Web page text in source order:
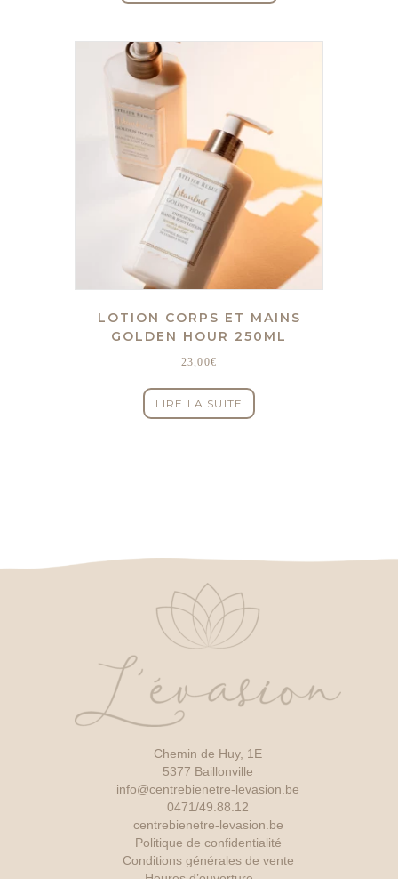
LOTION CORPS ET MAINS
GOLDEN HOUR 250ML
23,00€
LIRE LA SUITE
Chemin de Huy, 1E
5377 Baillonville
info@centrebienetre-levasion.be
0471/49.88.12
centrebienetre-levasion.be
Politique de confidentialité
Conditions générales de vente